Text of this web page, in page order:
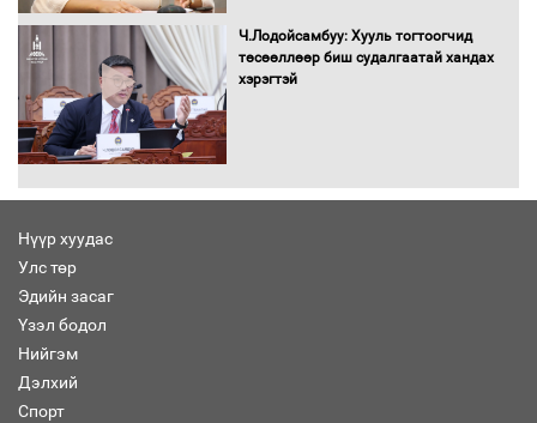
Ч.Лодойсамбуу: Хууль тогтоогчид
төсөөллөөр биш судалгаатай хандах
хэрэгтэй
Нүүр хуудас
Улс төр
Эдийн засаг
Үзэл бодол
Нийгэм
Дэлхий
Спорт